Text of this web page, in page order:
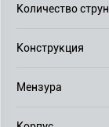
Количество струн
Конструкция
Мензура